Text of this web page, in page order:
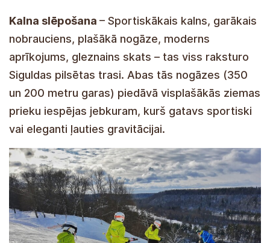
Kalna slēpošana – Sportiskākais kalns, garākais
nobrauciens, plašākā nogāze, moderns
aprīkojums, gleznains skats – tas viss raksturo
Siguldas pilsētas trasi. Abas tās nogāzes (350
un 200 metru garas) piedāvā visplašākās ziemas
prieku iespējas jebkuram, kurš gatavs sportiski
vai eleganti ļauties gravitācijai.